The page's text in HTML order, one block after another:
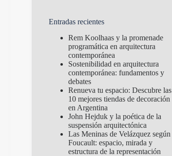
Entradas recientes
Rem Koolhaas y la promenade
programática en arquitectura
contemporánea
Sostenibilidad en arquitectura
contemporánea: fundamentos y
debates
Renueva tu espacio: Descubre las
10 mejores tiendas de decoración
en Argentina
John Hejduk y la poética de la
suspensión arquitectónica
Las Meninas de Velázquez según
Foucault: espacio, mirada y
estructura de la representación